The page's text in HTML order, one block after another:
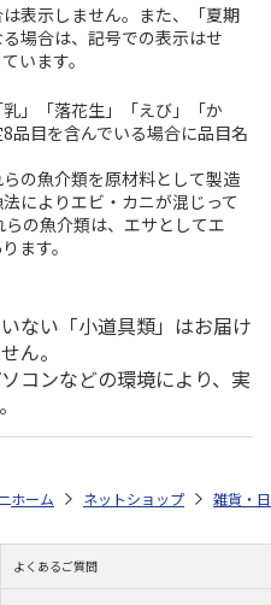
表示しません。また、「夏期
場合は、記号での表示はせ
います。
」「落花生」「えび」「か
品目を含んでいる場合に品目名
の魚介類を原材料として製造
によりエビ・カニが混じって
の魚介類は、エサとしてエ
ます。
ない「小道具類」はお届け
ん。
コンなどの環境により、実
抗菌食洗機対応ふわっと弁当箱 ポ
ホーム ネットショップ 雑貨・
よくあるご質問